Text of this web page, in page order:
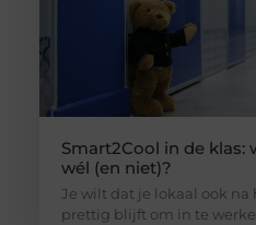
Smart2Cool in de klas:
wél (en niet)?
Je wilt dat je lokaal ook na
prettig blijft om in te